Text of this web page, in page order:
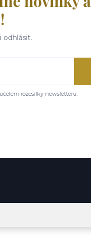
odhlásit.
rozesílky newsletteru.